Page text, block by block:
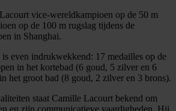
vice-wereldkampioen op de 50 m
op de 100 m rugslag tijdens de
in Shanghai.
even indrukwekkend: 17 medailles op de
in het kortebad (6 goud, 5 zilver en 6
het groot bad (8 goud, 2 zilver en 3 brons).
staat Camille Lacourt bekend om
en zijn communicatieve vaardigheden. Hij